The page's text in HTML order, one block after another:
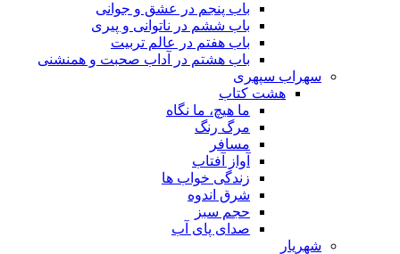
باب پنجم در عشق و جوانى
باب ششم در ناتوانى و پیرى
باب هفتم در عالم تربیت
باب هشتم در آداب صحبت و همنشنى
سهراب سپهری
هشت کتاب
ما هیچ، ما نگاه
مرگ رنگ
مسافر
آواز آفتاب
زندگی خواب ها
شرق اندوه
حجم سبز
صدای پای آب
شهریار